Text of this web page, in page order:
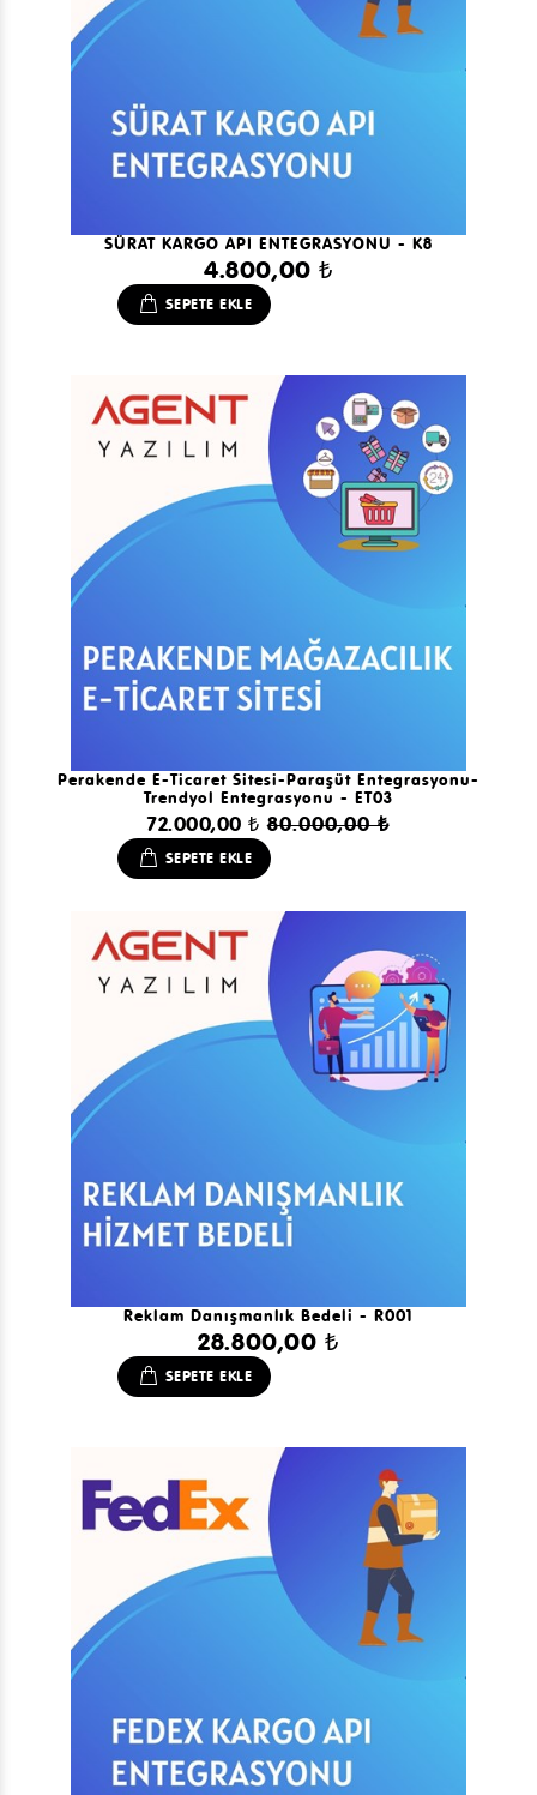
SÜRAT KARGO API ENTEGRASYONU - K8
4.800,00 ₺
SEPETE EKLE
Perakende E-Ticaret Sitesi-Paraşüt Entegrasyonu-
Trendyol Entegrasyonu - ET03
72.000,00 ₺ 80.000,00 ₺
SEPETE EKLE
Reklam Danışmanlık Bedeli - R001
28.800,00 ₺
SEPETE EKLE